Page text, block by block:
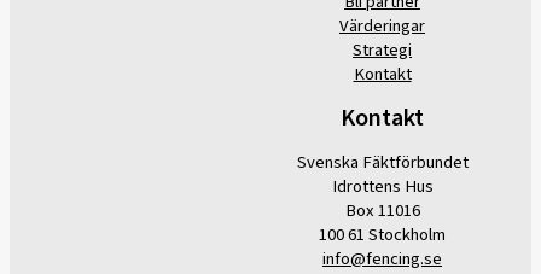
Värderingar
Strategi
Kontakt
Kontakt
Svenska Fäktförbundet
Idrottens Hus
Box 11016
100 61 Stockholm
info@fencing.se